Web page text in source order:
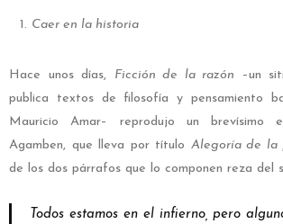
Caer en la historia
Hace unos días, Ficción de la razón –un
publica textos de filosofía y pensamiento
Mauricio Amar– reprodujo un brevísimo
Agamben, que lleva por título Alegoría de la
de los dos párrafos que lo componen reza del
Todos estamos en el infierno, pero